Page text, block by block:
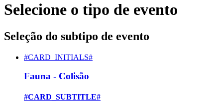
Selecione o tipo de evento
Seleção do subtipo de evento
#CARD_INITIALS#
Fauna - Colisão
#CARD_SUBTITLE#